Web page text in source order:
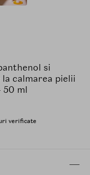
si
calmarea pielii
50 ml
verificate